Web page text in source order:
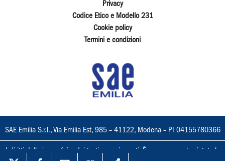
Privacy
Codice Etico e Modello 231
Cookie policy
Termini e condizioni
SAE Emilia S.r.l., Via Emilia Est, 985 – 41122, Modena – PI 04155780366
I diritti delle immagini e dei testi sono riservati. È espressamente vietata la